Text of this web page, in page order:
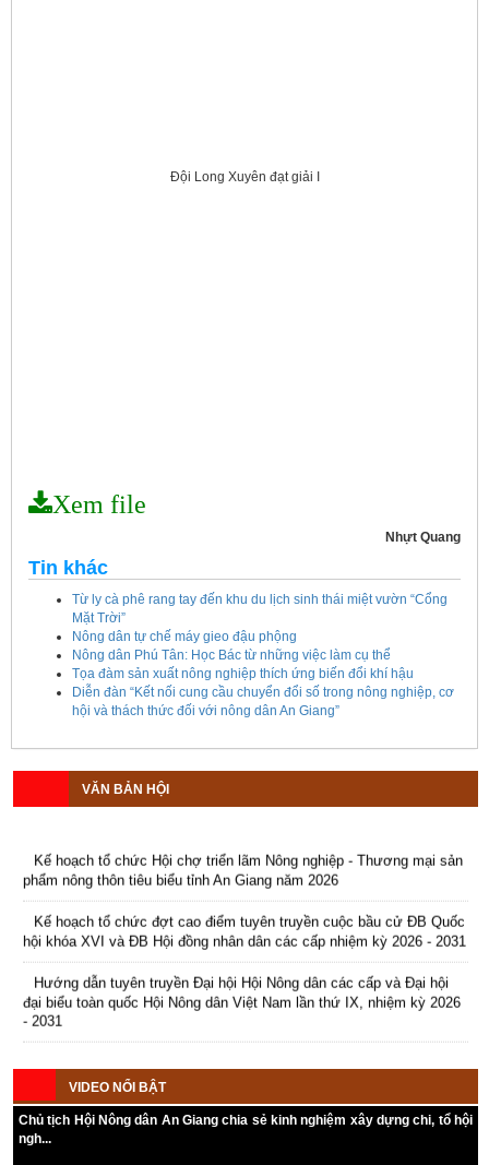
Đội Long Xuyên đạt giải I
Xem file
Nhựt Quang
Tin khác
Từ ly cà phê rang tay đến khu du lịch sinh thái miệt vườn “Cổng
Mặt Trời”
Nông dân tự chế máy gieo đậu phộng
Nông dân Phú Tân: Học Bác từ những việc làm cụ thể
Tọa đàm sản xuất nông nghiệp thích ứng biến đổi khí hậu
Diễn đàn “Kết nối cung cầu chuyển đổi số trong nông nghiệp, cơ
hội và thách thức đối với nông dân An Giang”
VĂN BẢN HỘI
Kế hoạch tổ chức Hội chợ triển lãm Nông nghiệp - Thương mại sản
Kế hoạch tổ chức đợt cao điểm tuyên truyền cuộc bầu cử ĐB Quốc
hội khóa XVI và ĐB Hội đồng nhân dân các cấp nhiệm kỳ 2026 - 2031
Hướng dẫn tuyên truyền Đại hội Hội Nông dân các cấp và Đại hội
đại biểu toàn quốc Hội Nông dân Việt Nam lần thứ IX, nhiệm kỳ 2026
Hướng dẫn tuyên truyền cuộc bầu cử ĐB Quốc hội khóa XVI và ĐB
Kế hoạch Tổ chức Đại hội Hội Nông dân cấp tỉnh, cấp xã nhiệm kỳ
2025 - 2030VIDEO NỔI BẬT
Chủ tịch Hội Nông dân An Giang chia sẻ kinh nghiệm xây dựng chi, tổ hội
ngh...